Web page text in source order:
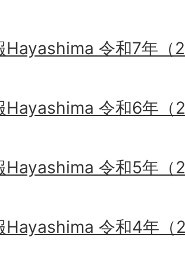
Hayashima 令和7年（
Hayashima 令和6年（
Hayashima 令和5年（
Hayashima 令和4年（